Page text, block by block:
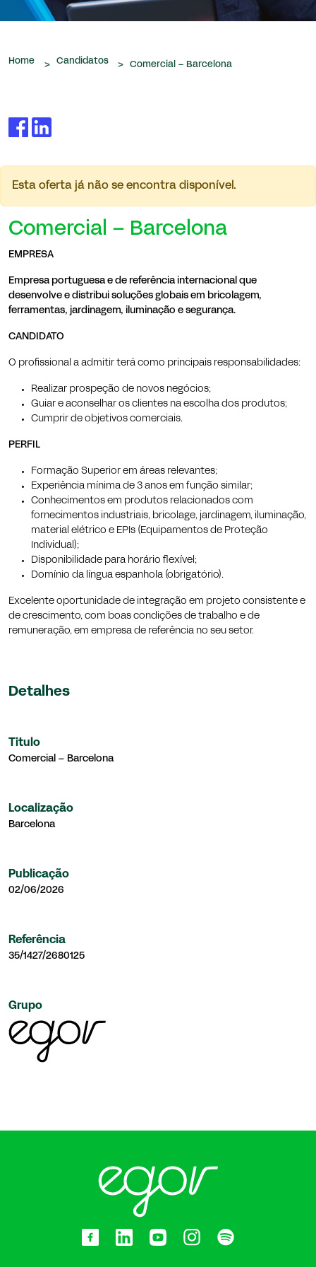
que nos são confiados.
Home > Candidatos > Comercial – Barcelona
Esta oferta já não se encontra disponível.
Comercial – Barcelona
EMPRESA
Empresa portuguesa e de referência internacional que
desenvolve e distribui soluções globais em bricolagem,
ferramentas, jardinagem, iluminação e segurança.
CANDIDATO
O profissional a admitir terá como principais responsabilidades:
Realizar prospeção de novos negócios;
Guiar e aconselhar os clientes na escolha dos produtos;
Cumprir de objetivos comerciais.
PERFIL
Formação Superior em áreas relevantes;
Experiência mínima de 3 anos em função similar;
Conhecimentos em produtos relacionados com
fornecimentos industriais, bricolage, jardinagem, iluminação,
material elétrico e EPIs (Equipamentos de Proteção
Individual);
Disponibilidade para horário flexível;
Domínio da língua espanhola (obrigatório).
Excelente oportunidade de integração em projeto consistente e
de crescimento, com boas condições de trabalho e de
remuneração, em empresa de referência no seu setor.
Detalhes
Titulo
Comercial – Barcelona
Localização
Barcelona
Publicação
02/06/2026
Referência
35/1427/2680125
Grupo